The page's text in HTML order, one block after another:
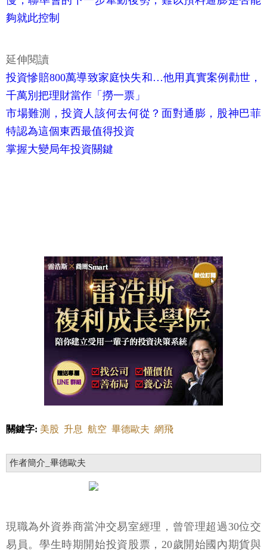
夠就此控制
延伸閱讀
投資慘賠800萬導致家庭快失和…他用真實案例勸世，
千萬別把理財當作「撈一票」
市場難測，投資人該何去何從？面對通膨，股神巴菲
特認為這個東西最值得投資
掌握大變局年投資關鍵
關鍵字: 美股 升息 航空 畢德歐夫 網飛
作者簡介_畢德歐夫
現職為外資券商當沖交易室經理，曾管理超過30位交
易員。學生時期開始投資股票，20歲開始國內期貨與